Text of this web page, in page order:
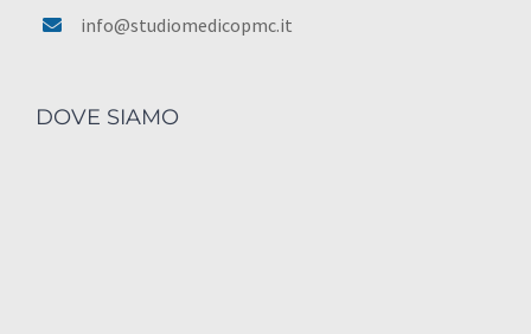
info@studiomedicopmc.it
DOVE SIAMO